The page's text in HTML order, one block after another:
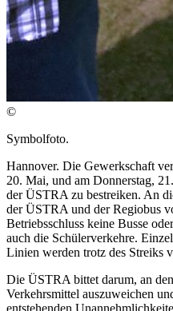
©
Symbolfoto.
Hannover. Die Gewerkschaft
20. Mai, und am Donnerstag,
der ÜSTRA zu bestreiken. An
der ÜSTRA und der Regiobus
Betriebsschluss keine Busse
auch die Schülerverkehre.
Linien werden trotz des Streiks
Die ÜSTRA bittet darum, an
Verkehrsmittel auszuweichen
entstehenden